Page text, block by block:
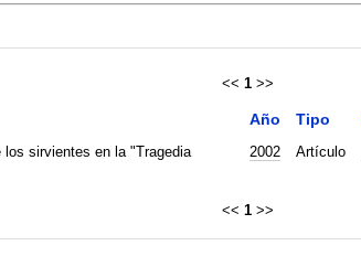
<< 1 >>
Año Tipo
sirvientes en la "Tragedia
2002 Artículo
<< 1 >>